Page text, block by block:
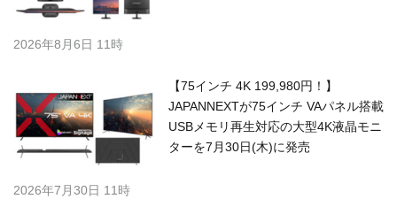
2026年8月6日 11時
【75インチ 4K 199,980円！】
JAPANNEXTが75インチ VAパネル搭載
USBメモリ再生対応の大型4K液晶モニ
ターを7月30日(木)に発売
2026年7月30日 11時